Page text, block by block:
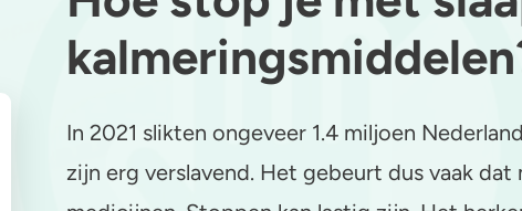
Lachgas
Paddo’s en truffels
Benzodiazepines
Feiten over verslaving
Trends & Cijfers
In 2021 slikten ongeveer 1.4 miljoen
zijn erg verslavend. Het gebeurt dus vaak dat